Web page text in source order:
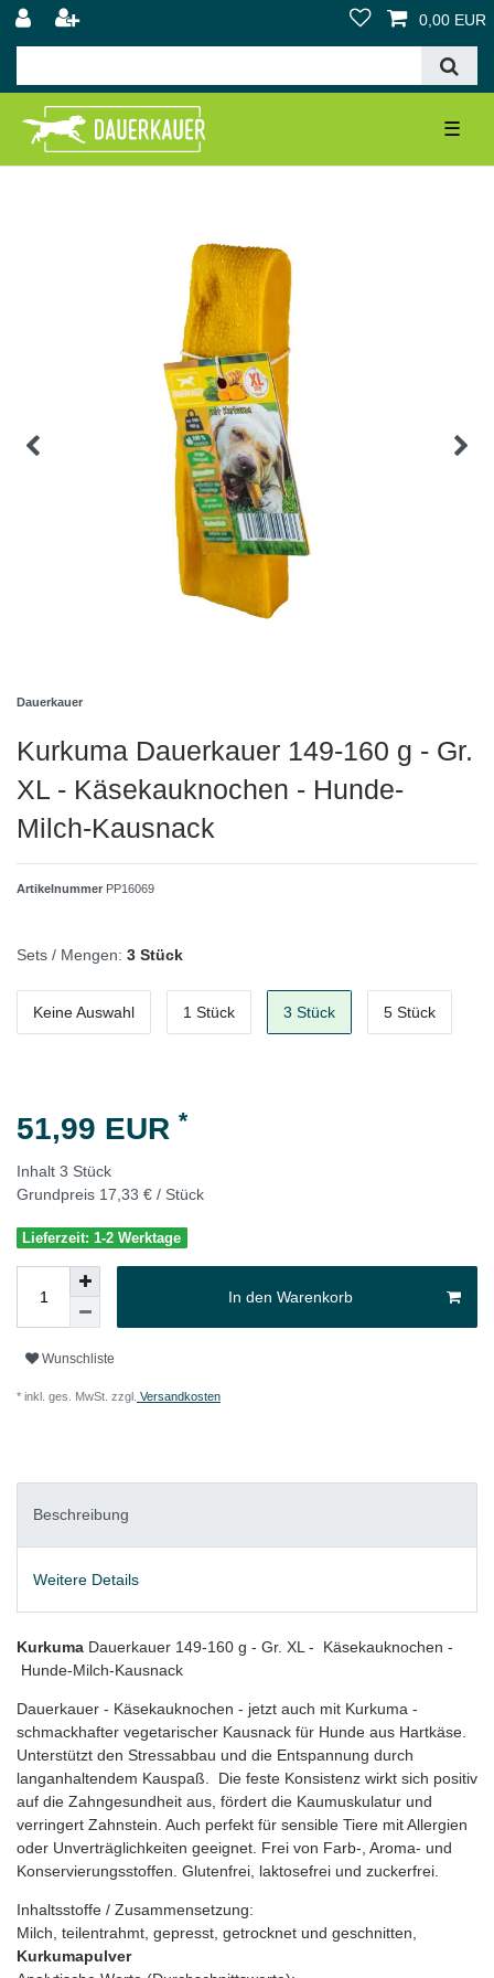
0,00 EUR
☰
Dauerkauer
Kurkuma Dauerkauer 149-160 g - Gr.
XL - Käsekauknochen - Hunde-
Milch-Kausnack
Artikelnummer PP16069
Sets / Mengen: 3 Stück
Keine Auswahl 1 Stück 3 Stück 5 Stück
51,99 EUR *
Inhalt 3 Stück
Grundpreis 17,33 € / Stück
Lieferzeit: 1-2 Werktage
In den Warenkorb
Wunschliste
* inkl. ges. MwSt. zzgl. Versandkosten
Beschreibung
Weitere Details
Kurkuma Dauerkauer 149-160 g - Gr. XL - Käsekauknochen -
Hunde-Milch-Kausnack
Dauerkauer - Käsekauknochen - jetzt auch mit Kurkuma -
schmackhafter vegetarischer Kausnack für Hunde aus Hartkäse.
Unterstützt den Stressabbau und die Entspannung durch
langanhaltendem Kauspaß. Die feste Konsistenz wirkt sich positiv
auf die Zahngesundheit aus, fördert die Kaumuskulatur und
verringert Zahnstein. Auch perfekt für sensible Tiere mit Allergien
oder Unverträglichkeiten geeignet. Frei von Farb-, Aroma- und
Konservierungsstoffen. Glutenfrei, laktosefrei und zuckerfrei.
Inhaltsstoffe / Zusammensetzung:
Milch, teilentrahmt, gepresst, getrocknet und geschnitten,
Kurkumapulver